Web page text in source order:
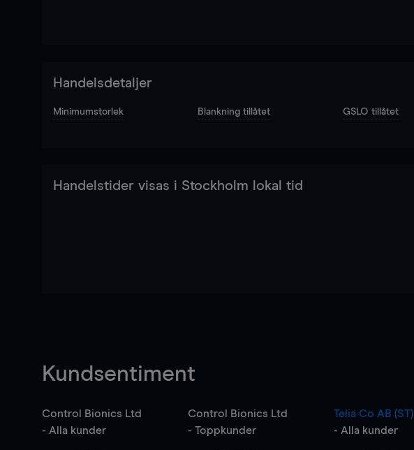
Handelsdetaljer
Minimumstorlek Blankning tillåtet GSLO tillåtet
Handelstider visas i Stockholm lokal tid
Kundsentiment
Control Bionics Ltd
- Alla kunder
Control Bionics Ltd
- Toppkunder
Telia Co AB (ST)
- Alla kunder